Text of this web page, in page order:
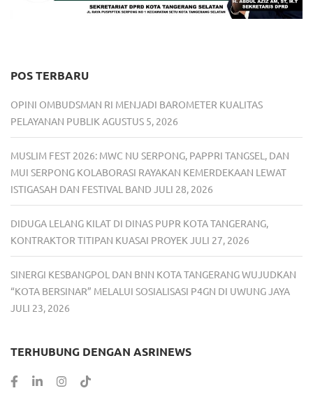
POS TERBARU
OPINI OMBUDSMAN RI MENJADI BAROMETER KUALITAS
PELAYANAN PUBLIK AGUSTUS 5, 2026
MUSLIM FEST 2026: MWC NU SERPONG, PAPPRI TANGSEL, DAN
MUI SERPONG KOLABORASI RAYAKAN KEMERDEKAAN LEWAT
ISTIGASAH DAN FESTIVAL BAND JULI 28, 2026
DIDUGA LELANG KILAT DI DINAS PUPR KOTA TANGERANG,
KONTRAKTOR TITIPAN KUASAI PROYEK JULI 27, 2026
SINERGI KESBANGPOL DAN BNN KOTA TANGERANG WUJUDKAN
“KOTA BERSINAR” MELALUI SOSIALISASI P4GN DI UWUNG JAYA
JULI 23, 2026
TERHUBUNG DENGAN ASRINEWS